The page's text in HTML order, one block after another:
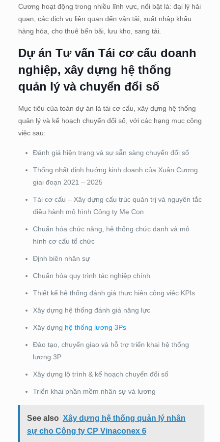
Cương hoạt động trong nhiều lĩnh vực, nổi bật là: đại lý hải
quan, các dịch vụ liên quan đến vận tải, xuất nhập khẩu
hàng hóa, cho thuê bến bãi, lưu kho, sang tải.
Dự án Tư vấn Tái cơ cấu doanh
nghiệp, xây dựng hệ thống
quản lý và chuyển đổi số
Mục tiêu của toàn dự án là tái cơ cấu, xây dựng hệ thống
quản lý và kế hoạch chuyển đổi số, với các hạng mục công
việc sau:
Đánh giá hiện trạng và sự sẵn sàng chuyển đổi số
Thống nhất định hướng kinh doanh của Xuân Cương
giai đoạn 2021 – 2025
Tái cơ cấu – Xây dựng cấu trúc quản trị và nguyên tắc
điều hành mô hình Công ty Mẹ Con
Chuẩn hóa chức năng, hệ thống chức danh và mô
hình cơ cấu tổ chức
Định biên nhân sự
Chuẩn hóa quy trình tác nghiệp chính
Thiết kế hệ thống đánh giá thực hiện công việc KPIs
Xây dựng hệ thống đánh giá năng lực
Xây dựng hệ thống lương 3Ps
Đào tạo, chuyển giao và hỗ trợ triển khai hệ thống
lương 3P
Xây dựng lộ trình & kế hoạch chuyển đổi số
Triển khai phần mềm nhân sự và lương
See also Xây dựng hệ thống quản lý nhân
sự cho Công ty CP Vinaconex 6